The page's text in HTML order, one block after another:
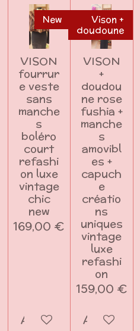
New
VISON
fourrur
e veste
sans
manche
s
boléro
court
refashi
on luxe
vintage
chic
new
169,00 €
Ajouter au panier
Vison +
doudoune
VISON
+
doudou
ne rose
fushia +
manche
s
amovibl
es +
capuch
e
créatio
ns
uniques
vintage
luxe
refashi
on
159,00 €
Ajouter